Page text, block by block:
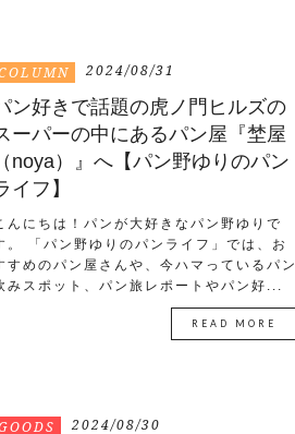
2024/08/31
ン好きで話題の虎ノ門ヒルズの
ーパーの中にあるパン屋『埜屋
（noya）』へ【パン野ゆりのパン
イフ】
んにちは！パンが大好きなパン野ゆりで
。 「パン野ゆりのパンライフ」では、お
すめのパン屋さんや、今ハマっているパン
みスポット、パン旅レポートやパン好...
READ MORE
2024/08/30